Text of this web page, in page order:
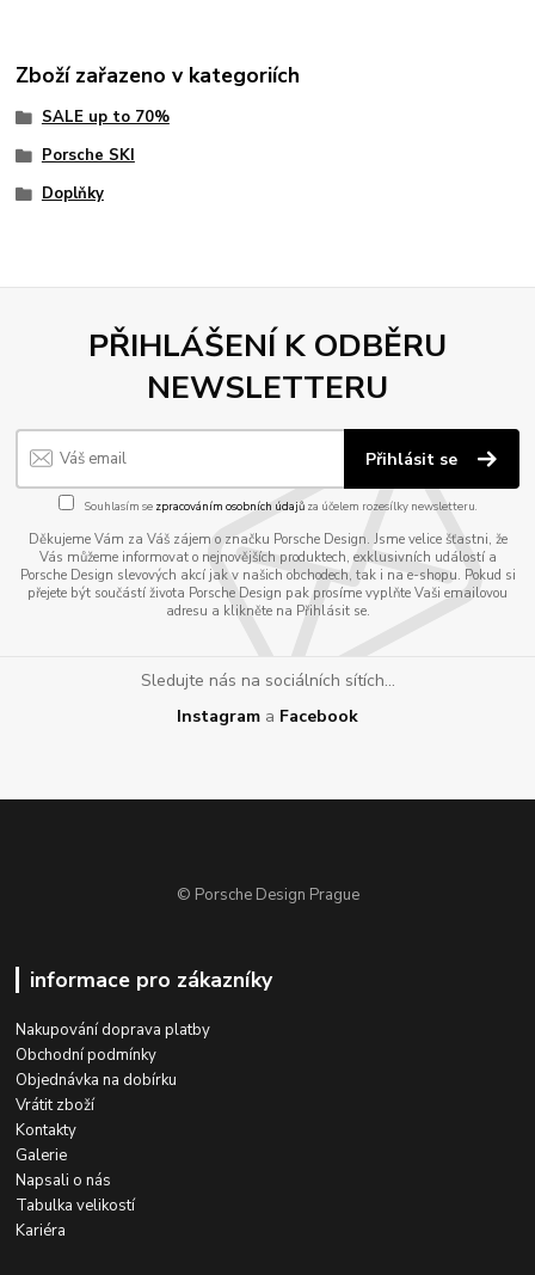
Zboží zařazeno v kategoriích
SALE up to 70%
Porsche SKI
Doplňky
PŘIHLÁŠENÍ K ODBĚRU
NEWSLETTERU
Přihlásit se
Souhlasím se zpracováním osobních údajůza účelem rozesílky newsletteru.
Děkujeme Vám za Váš zájem o značku Porsche Design. Jsme velice šťastni, že
Vás můžeme informovat o nejnovějších produktech, exklusivních událostí a
Porsche Design slevových akcí jak v našich obchodech, tak i na e-shopu. Pokud si
přejete být součástí života Porsche Design pak prosíme vyplňte Vaši emailovou
adresu a klikněte na Přihlásit se.
Sledujte nás na sociálních sítích...
Instagram a Facebook
© Porsche Design Prague
informace pro zákazníky
Nakupování doprava platby
Obchodní podmínky
Objednávka na dobírku
Vrátit zboží
Kontakty
Galerie
Napsali o nás
Tabulka velikostí
Kariéra